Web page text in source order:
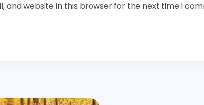
and website in this browser for the next time I